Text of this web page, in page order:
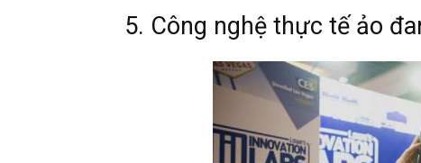
5. Công nghệ thực tế ảo